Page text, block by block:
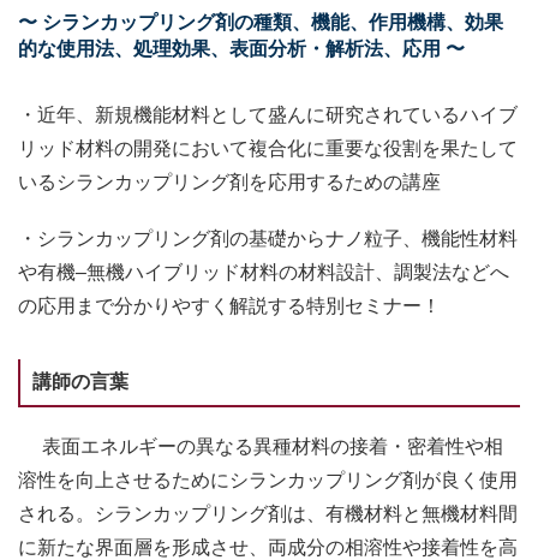
〜 シランカップリング剤の種類、機能、作用機構、効果
的な使用法、処理効果、表面分析・解析法、応用 〜
・近年、新規機能材料として盛んに研究されているハイブ
リッド材料の開発において複合化に重要な役割を果たして
いるシランカップリング剤を応用するための講座
・シランカップリング剤の基礎からナノ粒子、機能性材料
や有機–無機ハイブリッド材料の材料設計、調製法などへ
の応用まで分かりやすく解説する特別セミナー！
講師の言葉
表面エネルギーの異なる異種材料の接着・密着性や相
溶性を向上させるためにシランカップリング剤が良く使用
される。シランカップリング剤は、有機材料と無機材料間
に新たな界面層を形成させ、両成分の相溶性や接着性を高